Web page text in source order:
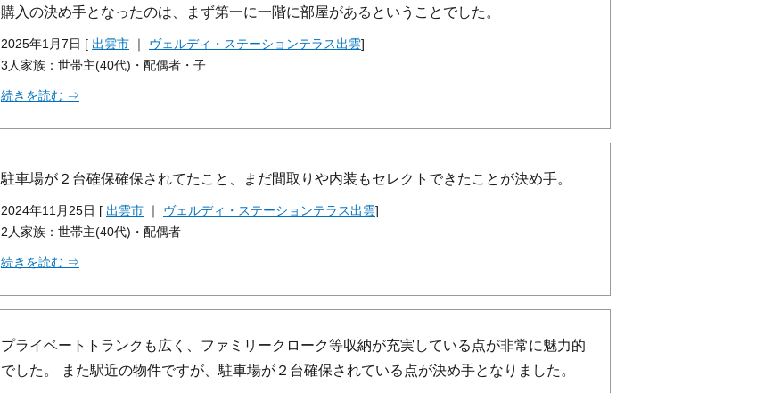
購入の決め手となったのは、まず第一に一階に部屋があるということでした。
2025年1月7日 [ 出雲市 ｜ ヴェルディ・ステーションテラス出雲]
3人家族：世帯主(40代)・配偶者・子
続きを読む ⇒
駐車場が２台確保確保されてたこと、まだ間取りや内装もセレクトできたことが決め手。
2024年11月25日 [ 出雲市 ｜ ヴェルディ・ステーションテラス出雲]
2人家族：世帯主(40代)・配偶者
続きを読む ⇒
プライベートトランクも広く、ファミリークローク等収納が充実している点が非常に魅力的
でした。 また駅近の物件ですが、駐車場が２台確保されている点が決め手となりました。